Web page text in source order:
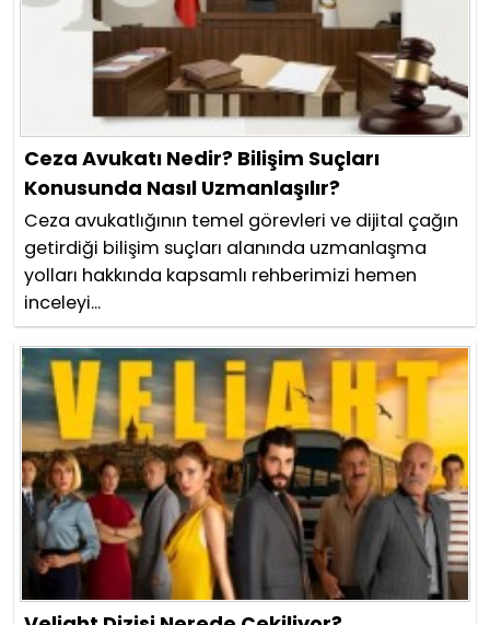
Ceza Avukatı Nedir? Bilişim Suçları
Konusunda Nasıl Uzmanlaşılır?
Ceza avukatlığının temel görevleri ve dijital çağın
getirdiği bilişim suçları alanında uzmanlaşma
yolları hakkında kapsamlı rehberimizi hemen
inceleyi...